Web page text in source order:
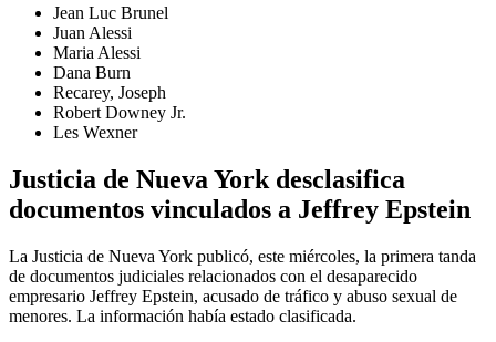
Jean Luc Brunel
Juan Alessi
Maria Alessi
Dana Burn
Recarey, Joseph
Robert Downey Jr.
Les Wexner
Justicia de Nueva York desclasifica
documentos vinculados a Jeffrey Epstein
La Justicia de Nueva York publicó, este miércoles, la primera tanda
de documentos judiciales relacionados con el desaparecido
empresario Jeffrey Epstein, acusado de tráfico y abuso sexual de
menores. La información había estado clasificada.